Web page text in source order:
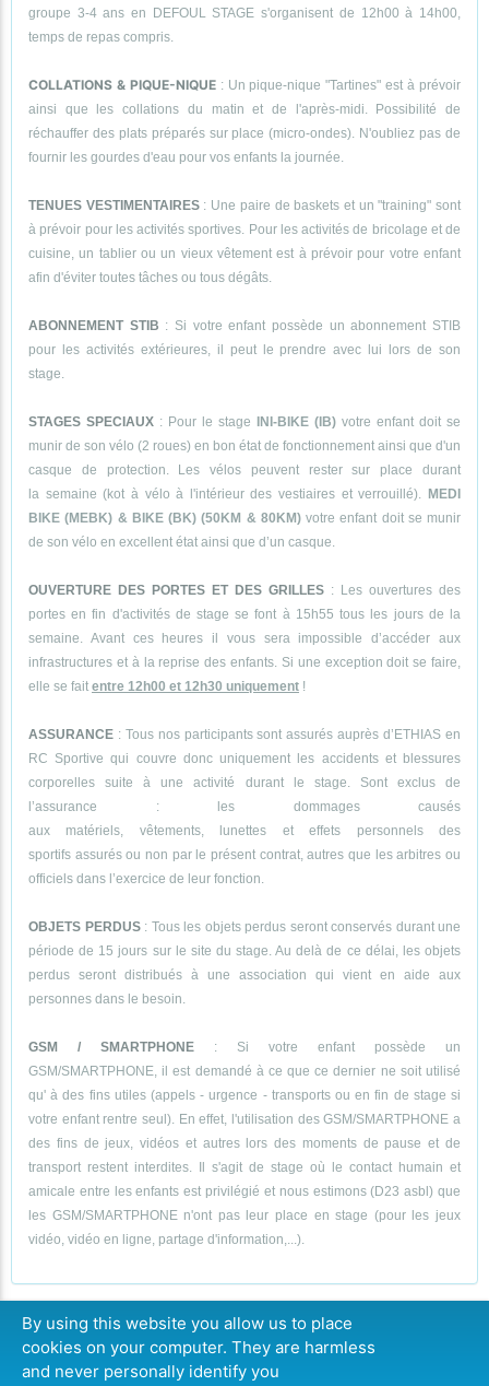
groupe 3-4 ans en DEFOUL STAGE s'organisent de 12h00 à 14h00,
temps de repas compris.
COLLATIONS & PIQUE-NIQUE: Un pique-nique "Tartines" est à prévoir
ainsi que les collations du matin et de l'après-midi. Possibilité de
réchauffer des plats préparés sur place (micro-ondes). N'oubliez pas de
fournir les gourdes d'eau pour vos enfants la journée.
TENUES VESTIMENTAIRES: Une paire de baskets et un "training" sont
à prévoir pour les activités sportives. Pour les activités de bricolage et de
cuisine, un tablier ou un vieux vêtement est à prévoir pour votre enfant
afin d'éviter toutes tâches ou tous dégâts.
ABONNEMENT STIB : Si votre enfant possède un abonnement STIB
pour les activités extérieures, il peut le prendre avec lui lors de son
stage.
STAGES SPECIAUX : Pour le stage INI-BIKE (IB) votre enfant doit se
munir de son vélo (2 roues) en bon état de fonctionnement ainsi que d'un
casque de protection. Les vélos peuvent rester sur place durant
la semaine (kot à vélo à l'intérieur des vestiaires et verrouillé). MEDI
BIKE (MEBK) & BIKE (BK) (50KM & 80KM) votre enfant doit se munir
de son vélo en excellent état ainsi que d’un casque.
OUVERTURE DES PORTES ET DES GRILLES : Les ouvertures des
portes en fin d'activités de stage se font à 15h55 tous les jours de la
semaine. Avant ces heures il vous sera impossible d’accéder aux
infrastructures et à la reprise des enfants. Si une exception doit se faire,
elle se fait entre 12h00 et 12h30 uniquement !
ASSURANCE : Tous nos participants sont assurés auprès d’ETHIAS en
RC Sportive qui couvre donc uniquement les accidents et blessures
corporelles suite à une activité durant le stage. Sont exclus de
l’assurance : les dommages causés
aux matériels, vêtements, lunettes et effets personnels des
sportifs assurés ou non par le présent contrat, autres que les arbitres ou
officiels dans l’exercice de leur fonction.
OBJETS PERDUS: Tous les objets perdus seront conservés durant une
période de 15 jours sur le site du stage. Au delà de ce délai, les objets
perdus seront distribués à une association qui vient en aide aux
personnes dans le besoin.
GSM / SMARTPHONE : Si votre enfant possède un
GSM/SMARTPHONE, il est demandé à ce que ce dernier ne soit utilisé
qu' à des fins utiles (appels - urgence - transports ou en fin de stage si
votre enfant rentre seul). En effet, l'utilisation des GSM/SMARTPHONE a
des fins de jeux, vidéos et autres lors des moments de pause et de
transport restent interdites. Il s'agit de stage où le contact humain et
amicale entre les enfants est privilégié et nous estimons (D23 asbl) que
les GSM/SMARTPHONE n'ont pas leur place en stage (pour les jeux
vidéo, vidéo en ligne, partage d'information,...).
CONTINUER
By using this website you allow us to place
cookies on your computer. They are harmless
and never personally identify you